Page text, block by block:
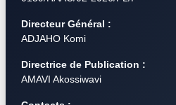
Directeur Général :
ADJAHO Komi
Directrice de Publication :
AMAVI Akossiwavi